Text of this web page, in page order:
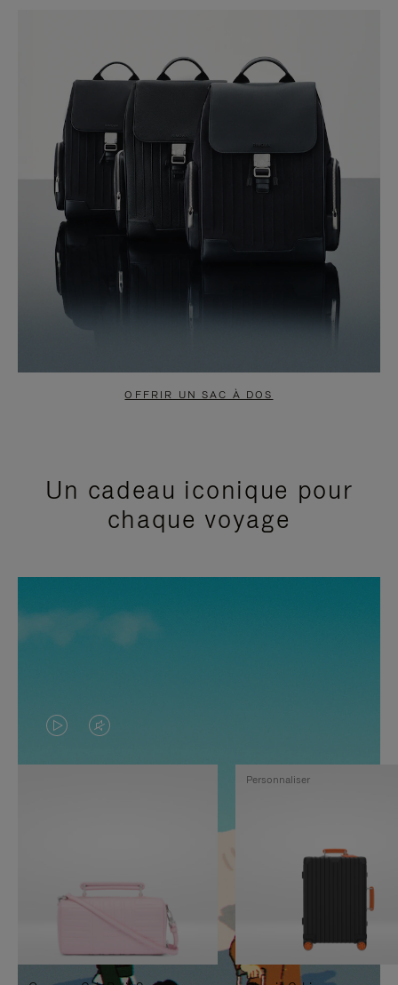
OFFRIR UN SAC À DOS
Un cadeau iconique pour
chaque voyage
LA
VIDÉO
PAUSE,
APPUYEZ
SUR
LE
SON
DÉSACTIVÉ.
VEUILLEZ
Personnaliser